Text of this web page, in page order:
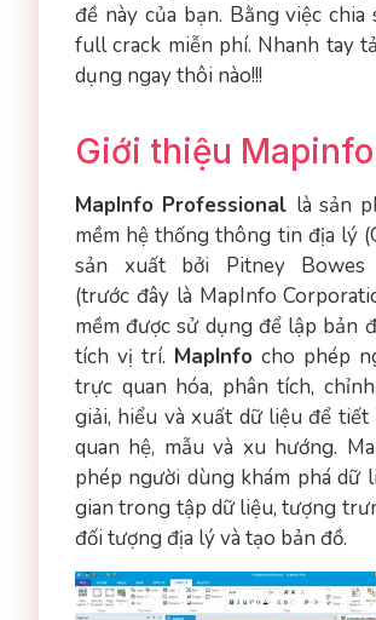
đề này của bạn. Bằng việc chia
full crack miễn phí. Nhanh tay
dụng ngay thôi nào!!!
Giới thiệu Mapinfo
MapInfo Professional là sản
mềm hệ thống thông tin địa lý
sản xuất bởi Pitney Bowes
(trước đây là MapInfo
mềm được sử dụng để lập bản
tích vị trí. MapInfo cho phép
trực quan hóa, phân tích,
giải, hiểu và xuất dữ liệu để tiết
quan hệ, mẫu và xu hướng.
phép người dùng khám phá dữ
gian trong tập dữ liệu, tượng
đối tượng địa lý và tạo bản đồ.